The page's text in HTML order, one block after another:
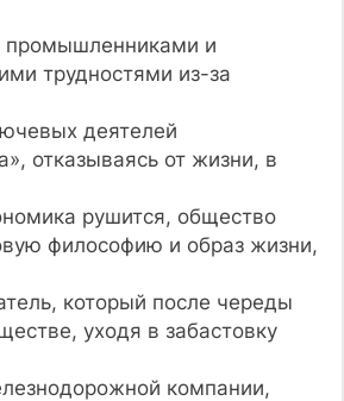
промышленниками и
трудностями из-за
деятелей
отказываясь от жизни, в
рушится, общество
философию и образ жизни,
который после череды
уходя в забастовку
компании,